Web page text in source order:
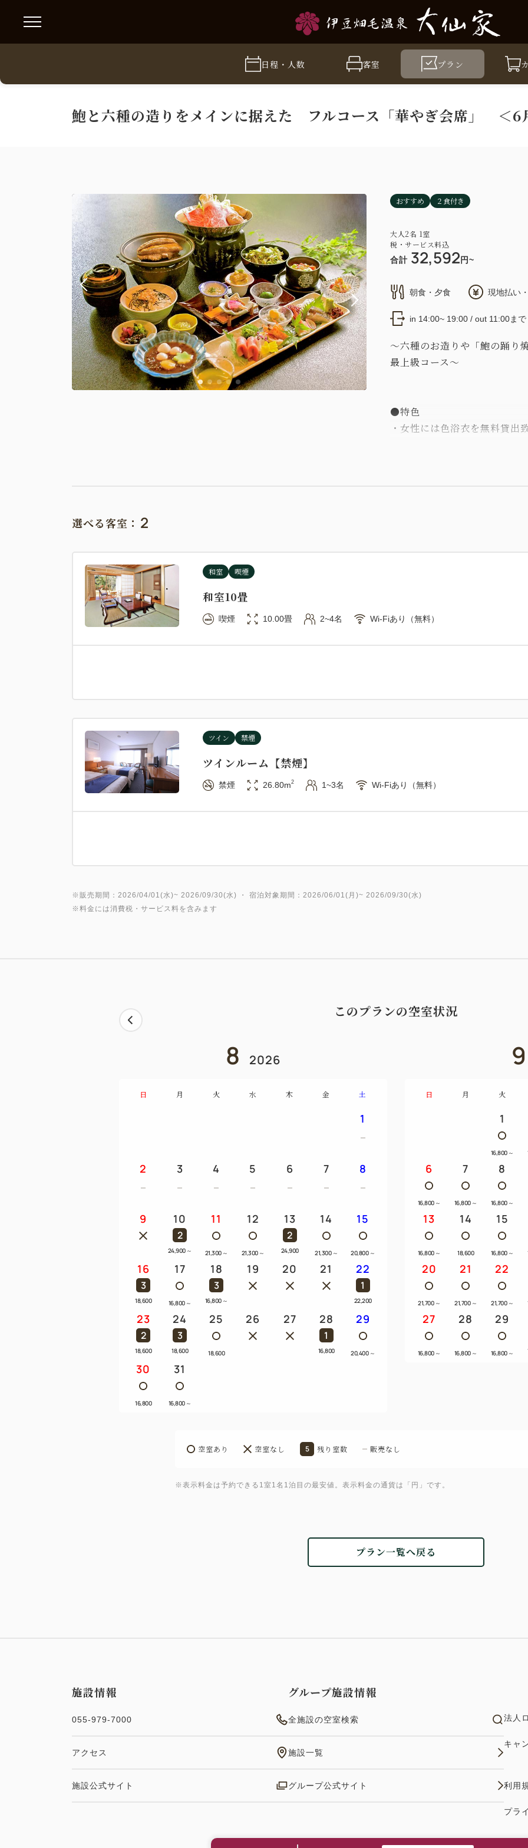
日程・人数 客室 プラン
鮑と六種の造りをメインに据えた フルコース「華やぎ会席」 ＜6
おすすめ ２食付き
大人2名 1室
税・サービス料込
合計 32,592 円~
朝食・夕食 現地払い
in 14:00~ 19:00 / out 11:00まで
～六種のお造りや「鮑の踊り
最上級コース～
●特色
・女性には色浴衣を無料貸
お造りは鮮度抜群の六種盛合
牛すき鍋やとろろを添えた茶
大切な記念日や自分へのご褒
「華やぎ会席」です。
・駐車場無料
畑毛温泉「韮山湯」、自家源
また庭園露天風呂、サウナハ
・表示された料金の他、別途
・交通手段をお知らせくださ
・「JR函南駅→ホテル」「伊
※13:00～17:30・9:00～12:00
・ご到着が18:00を過ぎる場
・19:30以降の場合は夕食を
・洋室の3名様利用時にはエ
・連泊の方は2泊目以降の料
選べる客室： 2
和室 喫煙
和室10畳
喫煙 10.00畳 2~4名 Wi-Fiあり（無料）
ツイン 禁煙
ツインルーム【禁煙】
禁煙 26.80m2 1~3名 Wi-Fiあり（無料）
※販売期間：2026/04/01(水)~ 2026/09/30(水) ・ 宿泊対象期間：2026/06/01(月)~ 2026/09/30(水)
※料金には消費税・サービス料を含みます
このプランの空室状況
8 2026
日 月 火 水 木 金 土
1
2 3 4 5 6 7 8
9 10
2
24,900 ～
11
21,300 ～
12
21,300 ～
13
2
24,900
14
21,300 ～
15
20,800 ～
16
3
18,600
17
16,800 ～
18
3
16,800 ～
19 20 21 22
1
22,200
23
2
18,600
24
3
18,600
25
18,600
26 27 28
1
16,800
29
20,400 ～
30
16,800
31
16,800 ～
9
日 月 火
1
16,800 ～
6
16,800 ～
7
16,800 ～
8
16,800 ～
13
16,800 ～
14
18,600
15
16,800 ～
20
21,700 ～
21
21,700 ～
22
21,700 ～
27
16,800 ～
28
16,800 ～
29
16,800 ～
空室あり 空室なし 5 残り室数 販売なし
※表示料金は予約できる1室1名1泊目の最安値。表示料金の通貨は「円」です。
プラン一覧へ戻る
施設情報
055-979-7000
アクセス
施設公式サイト
グループ施設情報
全施設の空室検索
施設一覧
グループ公式サイト
法人
キャ
利用
プラ